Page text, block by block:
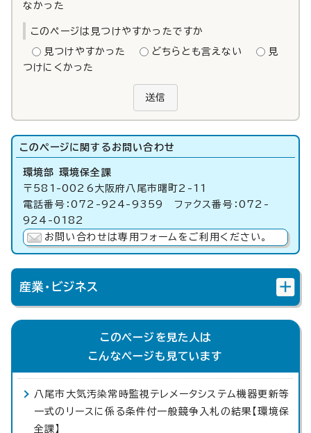
なかった
このページは見つけやすかったですか
見つけやすかった どちらとも言えない
見
つけにくかった
送信
このページに関する お問い合わせ
環境部 環境保全課
〒581-0026大阪府八尾市曙町2-11
電話番号：072-924-9359 ファクス番号：072-
924-0182
お問い合わせは専用フォームをご利用ください。
産業・ビジネス
このページを見た人は
こんなページも見ています
八尾市大気汚染常時監視テレメータシステム機器更新等
一式のリースに係る条件付一般競争入札の結果【環境保
全課】